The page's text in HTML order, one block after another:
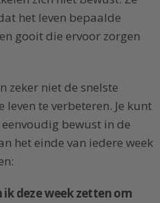
het leven bepaalde
gooit die ervoor zorgen
zeker niet de snelste
te verbeteren. Je kunt
bewust in de
het einde van iedere week
ik deze week zetten om